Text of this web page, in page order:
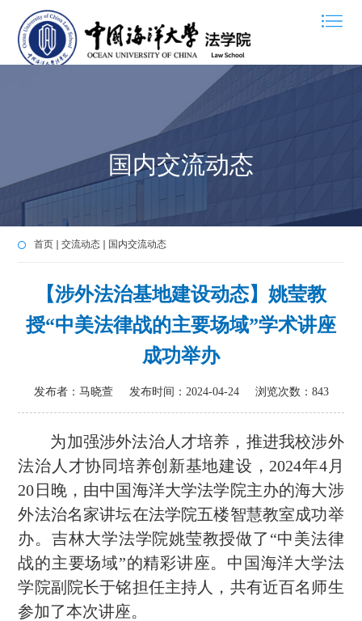
国内交流动态
首页 交流动态 国内交流动态
【涉外法治基地建设动态】姚莹教
授“中美法律战的主要场域”学术讲座
成功举办
发布者：马晓萱 发布时间：2024-04-24 浏览次数： 843
为加强涉外法治人才培养，推进我校涉外
法治人才协同培养创新基地建设， 2024年4月
20日晚，由中国海洋大学法学院主办的海大涉
外法治名家讲坛在法学院五楼智慧教室成功举
办。吉林大学法学院姚莹教授做了“中美法律
战的主要场域”的精彩讲座。中国海洋大学法
学院副院长于铭担任主持人，共有近百名师生
参加了本次讲座。